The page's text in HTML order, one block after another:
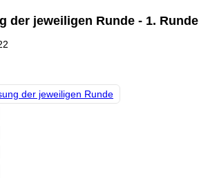
der jeweiligen Runde - 1. Runde
der jeweiligen Runde